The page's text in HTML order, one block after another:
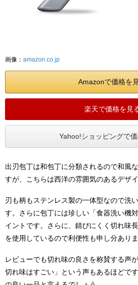
画像： amazon.co.jp
Amazonで価格を
楽天で価格を見
Yahoo!ショッピングで
出刃包丁は和包丁に分類されるので和風
すが、こちらは西洋の雰囲気のあるデザ
刃も柄もステンレス製の一体型なので洗
す。さらに包丁には珍しい「食器洗い機
イントです。さらに、錆びにくく切れ味
を使用しているので利便性も申し分ありま
レビューでも切れ味の良さを称賛する声
切れ味はすごい」という声もあるほどで